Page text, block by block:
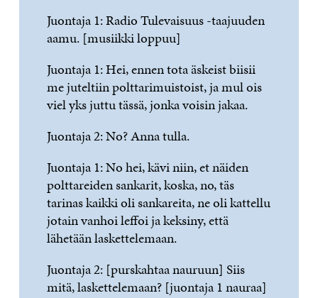
Juontaja 1: Radio Tulevaisuus -taajuuden
aamu. [musiikki loppuu]
Juontaja 1: Hei, ennen tota äskeist biisii
me juteltiin polttarimuistoist, ja mul ois
viel yks juttu tässä, jonka voisin jakaa.
Juontaja 2: No? Anna tulla.
Juontaja 1: No hei, kävi niin, et näiden
polttareiden sankarit, koska, no, täs
tarinas kaikki oli sankareita, ne oli kattellu
jotain vanhoi leffoi ja keksiny, että
lähetään laskettelemaan.
Juontaja 2: [purskahtaa nauruun] Siis
mitä, laskettelemaan? [juontaja 1 nauraa]